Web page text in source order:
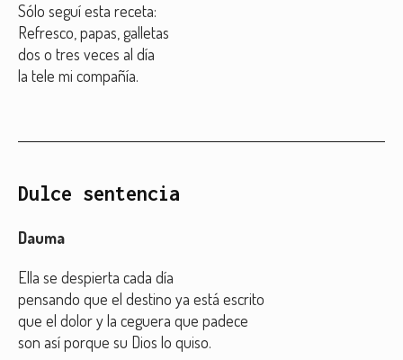
Sólo seguí esta receta:
Refresco, papas, galletas
dos o tres veces al día
la tele mi compañía.
Dulce sentencia
Dauma
Ella se despierta cada día
pensando que el destino ya está escrito
que el dolor y la ceguera que padece
son así porque su Dios lo quiso.